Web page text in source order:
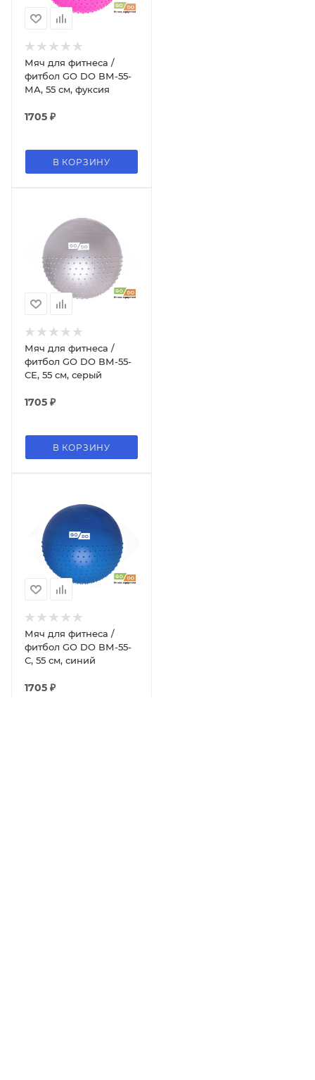
Мяч для фитнеса /
фитбол GO DO ВМ-55-
МА, 55 см, фуксия
1705 ₽
В КОРЗИНУ
Мяч для фитнеса /
фитбол GO DO ВМ-55-
СЕ, 55 см, серый
1705 ₽
В КОРЗИНУ
Мяч для фитнеса /
фитбол GO DO ВМ-55-
С, 55 см, синий
1705 ₽